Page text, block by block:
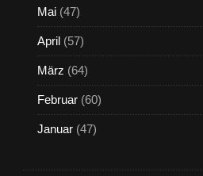
Mai (47)
April (57)
März (64)
Februar (60)
Januar (47)